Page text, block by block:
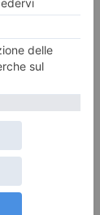
del
richieste. Ne
alla
ha
domiciliarità
la cui
Italia e in
solo
10/10